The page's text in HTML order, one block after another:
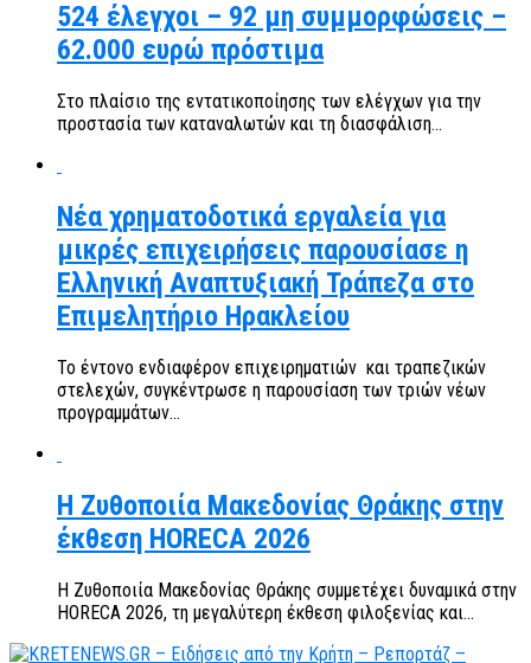
524 έλεγχοι – 92 μη συμμορφώσεις –
62.000 ευρώ πρόστιμα
Στο πλαίσιο της εντατικοποίησης των ελέγχων για την
προστασία των καταναλωτών και τη διασφάλιση...
Νέα χρηματοδοτικά εργαλεία για
μικρές επιχειρήσεις παρουσίασε η
Ελληνική Αναπτυξιακή Τράπεζα στο
Επιμελητήριο Ηρακλείου
Το έντονο ενδιαφέρον επιχειρηματιών και τραπεζικών
στελεχών, συγκέντρωσε η παρουσίαση των τριών νέων
προγραμμάτων...
Η Ζυθοποιία Μακεδονίας Θράκης στην
έκθεση HORECA 2026
Η Ζυθοποιία Μακεδονίας Θράκης συμμετέχει δυναμικά στην
HORECA 2026, τη μεγαλύτερη έκθεση φιλοξενίας και...